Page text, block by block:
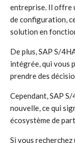
entreprise. Il offre
de configuration,
solution en
De plus, SAP S/
intégrée, qui vous
prendre des
Cependant, SAP
nouvelle, ce qui
écosystème de
Si vous